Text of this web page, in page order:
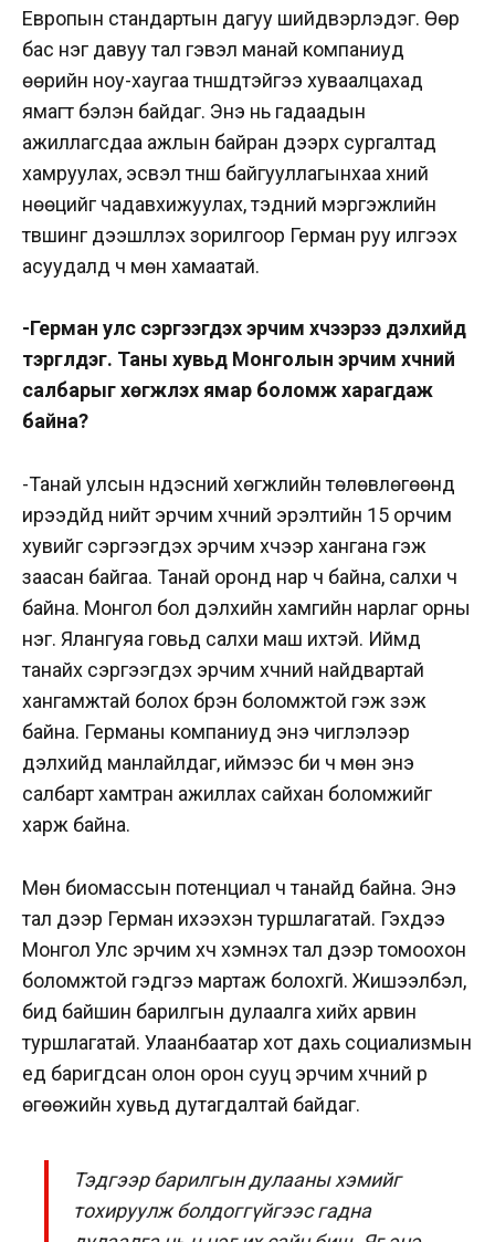
Европын стандартын дагуу шийдвэрлэдэг. Өөр
бас нэг давуу тал гэвэл манай компаниуд
өөрийн ноу-хаугаа түншүүдтэйгээ хуваалцахад
ямагт бэлэн байдаг. Энэ нь гадаадын
ажиллагсдаа ажлын байран дээрх сургалтад
хамруулах, эсвэл түнш байгууллагынхаа хүний
нөөцийг чадавхижуулах, тэдний мэргэжлийн
түвшинг дээшлүүлэх зорилгоор Герман руу илгээх
асуудалд ч мөн хамаатай.
-Герман улс сэргээгдэх эрчим хүчээрээ дэлхийд
тэргүүлдэг. Таны хувьд Монголын эрчим хүчний
салбарыг хөгжүүлэх ямар боломж харагдаж
байна?
-Танай улсын үндэсний хөгжлийн төлөвлөгөөнд
ирээдүйд нийт эрчим хүчний эрэлтийн 15 орчим
хувийг сэргээгдэх эрчим хүчээр хангана гэж
заасан байгаа. Танай оронд нар ч байна, салхи ч
байна. Монгол бол дэлхийн хамгийн нарлаг орны
нэг. Ялангуяа говьд салхи маш ихтэй. Иймд
танайх сэргээгдэх эрчим хүчний найдвартай
хангамжтай болох бүрэн боломжтой гэж үзэж
байна. Германы компаниуд энэ чиглэлээр
дэлхийд манлайлдаг, иймээс би ч мөн энэ
салбарт хамтран ажиллах сайхан боломжийг
харж байна.
Мөн биомассын потенциал ч танайд байна. Энэ
тал дээр Герман ихээхэн туршлагатай. Гэхдээ
Монгол Улс эрчим хүч хэмнэх тал дээр томоохон
боломжтой гэдгээ мартаж болохгүй. Жишээлбэл,
бид байшин барилгын дулаалга хийх арвин
туршлагатай. Улаанбаатар хот дахь социализмын
үед баригдсан олон орон сууц эрчим хүчний үр
өгөөжийн хувьд дутагдалтай байдаг.
Тэдгээр барилгын дулааны хэмийг
тохируулж болдоггүйгээс гадна